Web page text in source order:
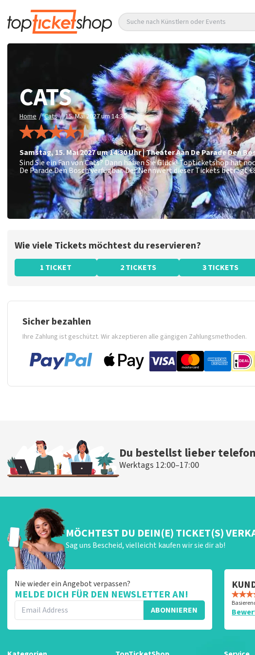
Suche nach Künstlern oder Events
CATS
Home / Cats / 15. Mai 2027 um 14:30
Samstag,15. Mai 2027 um 14:30Uhr|Theater Aan De ParadeDen
Sind Sie ein Fan von Cats? Dann haben Sie Glück! Topticketshop hat
De Parade Den Bosch verfügbar. Der Nennwert dieser Tickets beträgt
Wie viele Tickets möchtest du reservieren?
1 TICKET 2 TICKETS 3 TICKETS
Sicher bezahlen
Ihre Zahlung ist geschützt. Wir akzeptieren alle gängigen Zahlungsmethoden.
Du bestellst lieber
Werktags 12:00–17:00
MÖCHTEST DU DEIN(E) TICKET(S)
Sag uns Bescheid, vielleicht kaufen wir sie dir ab!
Nie wieder ein Angebot verpassen?
MELDE DICH FÜR DEN NEWSLETTER AN!
ABONNIEREN